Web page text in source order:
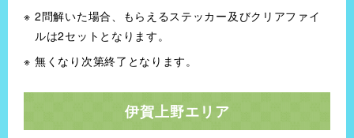
定休日
月曜日
定休日
なし
2問解いた場合、もらえるステッカー及びクリアファイ
ルは2セットとなります。
無くなり次第終了となります。
伊賀上野エリア